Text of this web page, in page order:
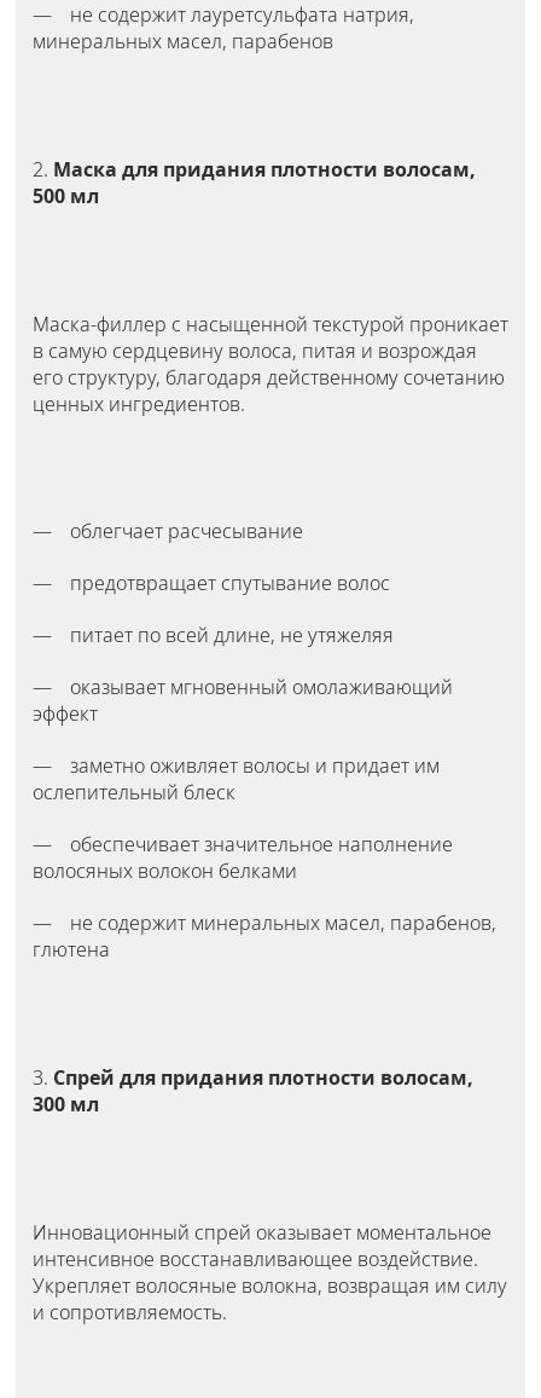
не содержит лауретсульфата натрия,
минеральных масел, парабенов
2. Маска для придания плотности волосам,
500 мл
Маска-филлер с насыщенной текстурой проникает
в самую сердцевину волоса, питая и возрождая
его структуру, благодаря действенному сочетанию
ценных ингредиентов.
облегчает расчесывание
предотвращает спутывание волос
питает по всей длине, не утяжеляя
оказывает мгновенный омолаживающий
эффект
заметно оживляет волосы и придает им
ослепительный блеск
обеспечивает значительное наполнение
волосяных волокон белками
не содержит минеральных масел, парабенов,
глютена
3. Спрей для придания плотности волосам,
300 мл
Инновационный спрей оказывает моментальное
интенсивное восстанавливающее воздействие.
Укрепляет волосяные волокна, возвращая им силу
и сопротивляемость.